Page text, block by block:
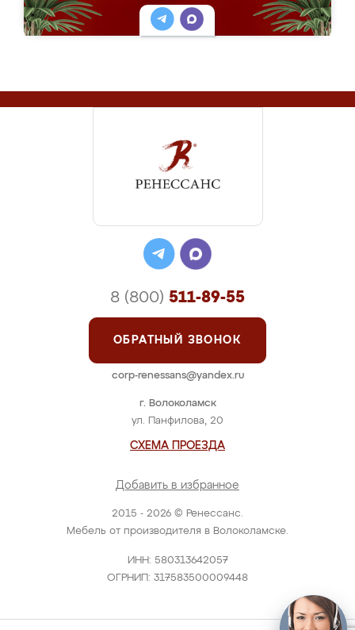
2015 - 2026 © Ренессанс.
Мебель от производителя в Волоколамске.
ИНН: 580313642057
ОГРНИП: 317583500009448
г. Волоколамск
ул. Панфилова, 20
СХЕМА ПРОЕЗДА
Добавить в избранное
8 (800) 511-89-55
ОБРАТНЫЙ ЗВОНОК
corp-renessans@yandex.ru